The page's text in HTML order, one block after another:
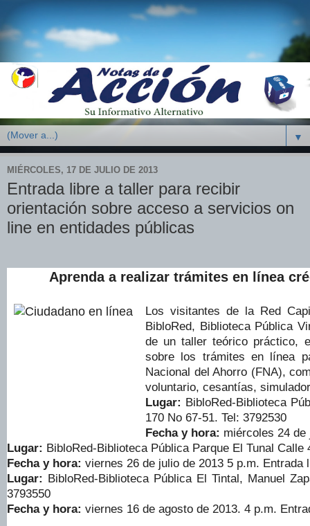
▼
MIÉRCOLES, 17 DE JULIO DE 2013
Entrada libre a taller para recibir
orientación sobre acceso a servicios on
line en entidades públicas
Aprenda a realizar trámites en línea
Los visitantes de la Red
BibloRed, Biblioteca Pública
de un taller teórico práctico,
sobre los trámites en línea
Nacional del Ahorro (FNA),
voluntario, cesantías,
Lugar: BibloRed-Biblioteca
170 No 67-51. Tel: 3792530
Fecha y hora: miércoles 24
Lugar: BibloRed-Biblioteca Pública Parque El Tunal Calle
Fecha y hora: viernes 26 de julio de 2013 5 p.m. Entrada
Lugar: BibloRed-Biblioteca Pública El Tintal, Manuel
3793550
Fecha y hora: viernes 16 de agosto de 2013. 4 p.m.